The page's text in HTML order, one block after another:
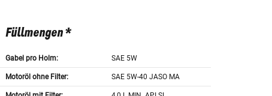
Füllmengen *
Gabel pro Holm: SAE 5W
Motoröl ohne Filter: SAE 5W-40 JASO MA